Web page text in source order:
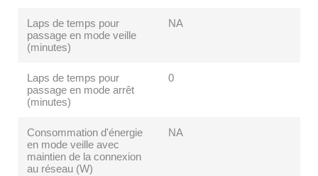
Laps de temps pour
passage en mode veille
(minutes)
NA
Laps de temps pour
passage en mode arrêt
(minutes)
0
Consommation d'énergie
en mode veille avec
maintien de la connexion
au réseau (W)
NA